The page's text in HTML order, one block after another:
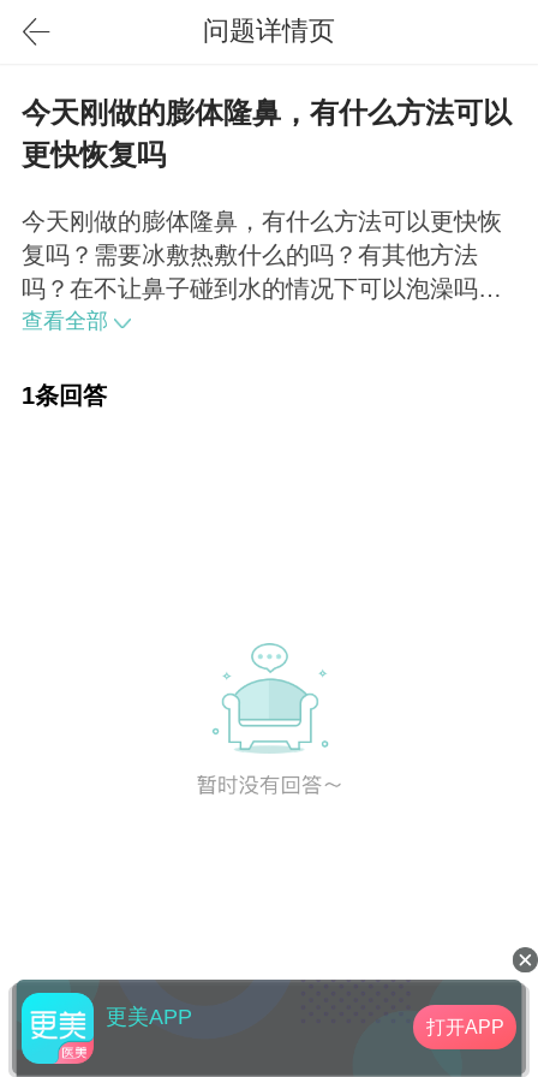
问题详情页
今天刚做的膨体隆鼻，有什么方法可以
更快恢复吗
今天刚做的膨体隆鼻，有什么方法可以更快恢
复吗？需要冰敷热敷什么的吗？有其他方法
吗？在不让鼻子碰到水的情况下可以泡澡吗？
谢谢! 可以冰敷消肿，其他的注意忌口就行了。
水。
查看全部
1条回答
更美APP 打开APP